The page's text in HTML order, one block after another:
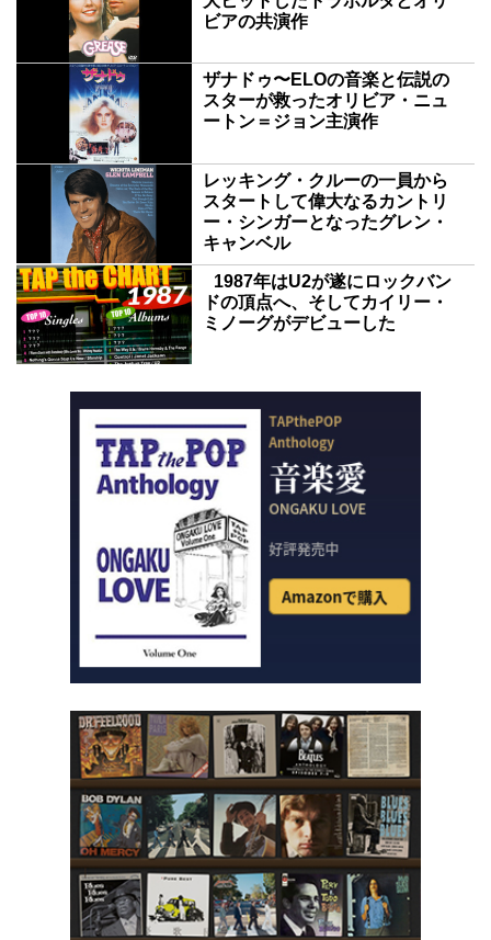
ビアの共演作
ザナドゥ〜ELOの音楽と伝説の
スターが救ったオリビア・ニュ
ートン＝ジョン主演作
レッキング・クルーの一員から
スタートして偉大なるカントリ
ー・シンガーとなったグレン・
キャンベル
1987年はU2が遂にロックバン
ドの頂点へ、そしてカイリー・
ミノーグがデビューした